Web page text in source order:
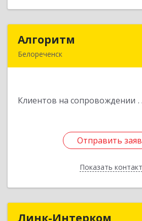
Алгоритм
Белореченск
Клиентов на сопровождении
Отправить
Показать
Отправить
Назад
Линк-Интерком